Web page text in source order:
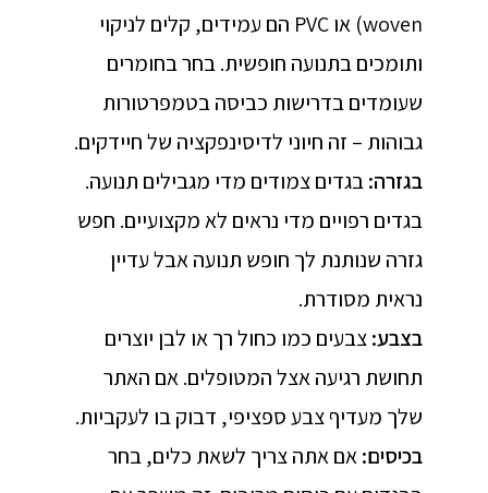
woven) או PVC הם עמידים, קלים לניקוי
ותומכים בתנועה חופשית. בחר בחומרים
שעומדים בדרישות כביסה בטמפרטורות
גבוהות – זה חיוני לדיסינפקציה של חיידקים.
בגזרה:בגדים צמודים מדי מגבילים תנועה.
בגדים רפויים מדי נראים לא מקצועיים. חפש
גזרה שנותנת לך חופש תנועה אבל עדיין
נראית מסודרת.
בצבע:צבעים כמו כחול רך או לבן יוצרים
תחושת רגיעה אצל המטופלים. אם האתר
שלך מעדיף צבע ספציפי, דבוק בו לעקביות.
בכיסים:אם אתה צריך לשאת כלים, בחר